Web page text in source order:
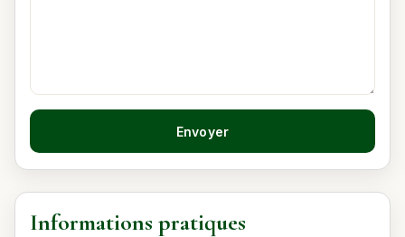
Envoyer
Informations pratiques